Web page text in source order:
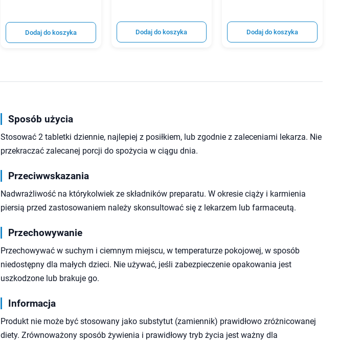
Dodaj do koszyka Dodaj do koszyka Dodaj do koszyka
Sposób użycia
Stosować 2 tabletki dziennie, najlepiej z posiłkiem, lub zgodnie z zaleceniami lekarza. Nie
przekraczać zalecanej porcji do spożycia w ciągu dnia.
Przeciwwskazania
Nadwrażliwość na którykolwiek ze składników preparatu. W okresie ciąży i karmienia
piersią przed zastosowaniem należy skonsultować się z lekarzem lub farmaceutą.
Przechowywanie
Przechowywać w suchym i ciemnym miejscu, w temperaturze pokojowej, w sposób
niedostępny dla małych dzieci. Nie używać, jeśli zabezpieczenie opakowania jest
uszkodzone lub brakuje go.
Informacja
Produkt nie może być stosowany jako substytut (zamiennik) prawidłowo zróżnicowanej
diety. Zrównoważony sposób żywienia i prawidłowy tryb życia jest ważny dla